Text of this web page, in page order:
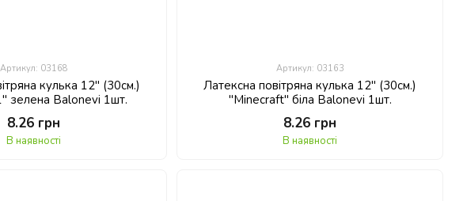
Артикул: 03168
кулька 12" (30см.)
зелена Balonevi 1шт.
8.26 грн
В наявності
Артикул: 03163
Латексна повітряна кулька 12" (30см.)
"Minecraft" біла Balonevi 1шт.
8.26 грн
В наявності